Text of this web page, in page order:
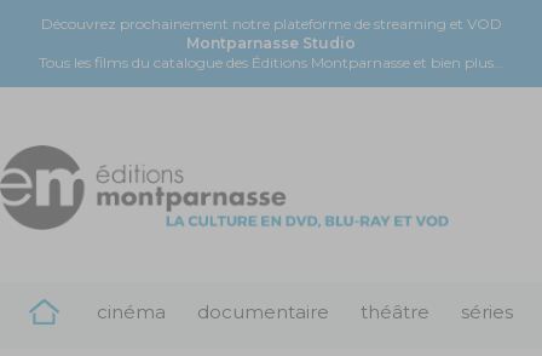
Découvrez prochainement notre plateforme de streaming et VOD
Montparnasse Studio
Tous les films du catalogue des Éditions Montparnasse et bien plus...
cinéma documentaire théâtre séries